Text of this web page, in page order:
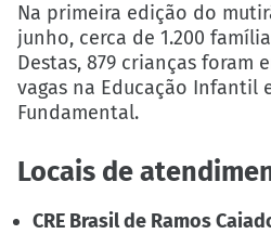
Na primeira edição do
junho, cerca de 1.200
Destas, 879 crianças foram
vagas na Educação Infantil
Fundamental.
Locais de
CRE Brasil de Ramos